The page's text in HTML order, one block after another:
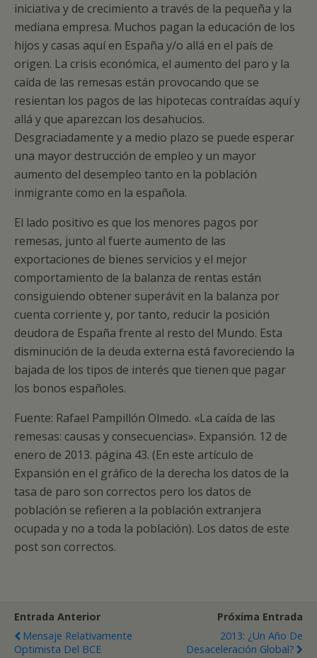
iniciativa y de crecimiento a través de la pequeña y la
mediana empresa. Muchos pagan la educación de los
hijos y casas aquí en España y/o allá en el país de
origen. La crisis económica, el aumento del paro y la
caída de las remesas están provocando que se
resientan los pagos de las hipotecas contraídas aquí y
allá y que aparezcan los desahucios.
Desgraciadamente y a medio plazo se puede esperar
una mayor destrucción de empleo y un mayor
aumento del desempleo tanto en la población
inmigrante como en la española.
El lado positivo es que los menores pagos por
remesas, junto al fuerte aumento de las
exportaciones de bienes servicios y el mejor
comportamiento de la balanza de rentas están
consiguiendo obtener superávit en la balanza por
cuenta corriente y, por tanto, reducir la posición
deudora de España frente al resto del Mundo. Esta
disminución de la deuda externa está favoreciendo la
bajada de los tipos de interés que tienen que pagar
los bonos españoles.
Fuente: Rafael Pampillón Olmedo. «La caída de las
remesas: causas y consecuencias». Expansión. 12 de
enero de 2013. página 43. (En este artículo de
Expansión en el gráfico de la derecha los datos de la
tasa de paro son correctos pero los datos de
población se refieren a la población extranjera
ocupada y no a toda la población). Los datos de este
post son correctos.
Entrada Anterior
Mensaje Relativamente
Optimista Del BCE
Próxima Entrada
2013: ¿Un Año De
Desaceleración Global?